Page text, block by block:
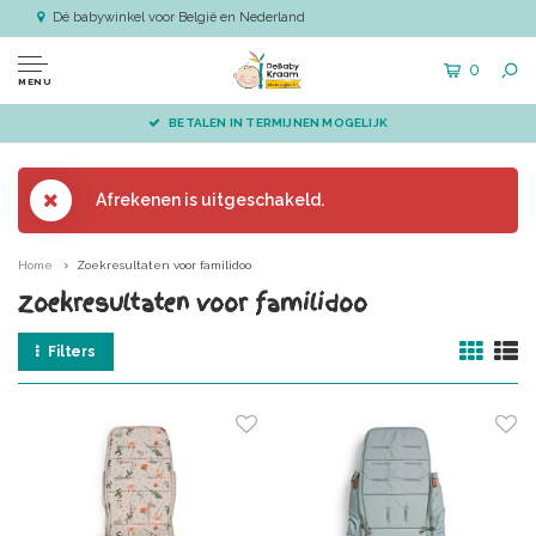
Dé babywinkel voor België en Nederland
MENU
0
BETALEN IN TERMIJNEN MOGELIJK
Afrekenen is uitgeschakeld.
Home Zoekresultaten voor familidoo
Zoekresultaten voor familidoo
Filters